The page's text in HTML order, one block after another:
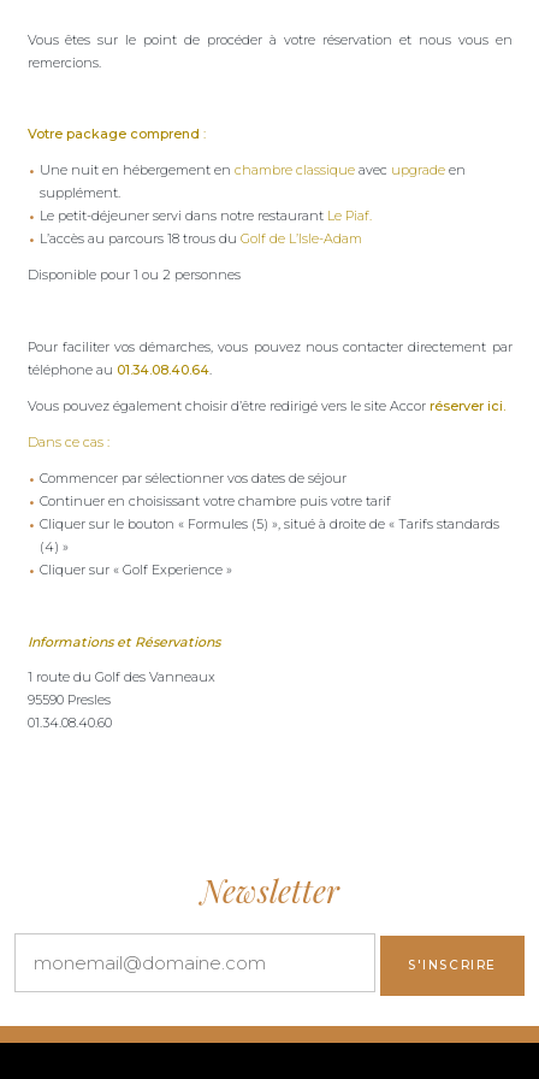
Vous êtes sur le point de procéder à votre réservation et nous vous en
remercions.
Votre package comprend :
Une nuit en hébergement enchambre classique avec upgrade en
supplément.
Le petit-déjeuner servi dans notre restaurant Le Piaf.
L’accès au parcours 18 trous duGolf de L’Isle-Adam
Disponible pour 1 ou 2 personnes
Pour faciliter vos démarches, vous pouvez nous contacter directement par
téléphone au 01.34.08.40.64.
Vous pouvez également choisir d’être redirigé vers le site Accor réserver ici.
Dans ce cas :
Commencer par sélectionner vos dates de séjour
Continuer en choisissant votre chambre puis votre tarif
Cliquer sur le bouton « Formules (5) », situé à droite de « Tarifs standards
(4) »
Cliquer sur « Golf Experience »
Informations et Réservations
1 route du Golf des Vanneaux
95590 Presles
01.34.08.40.60
Newsletter